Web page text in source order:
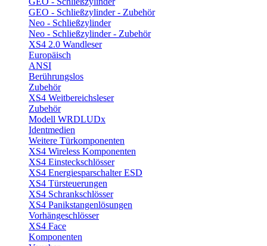
GEO - Schließzylinder - Zubehör
Neo - Schließzylinder
Neo - Schließzylinder - Zubehör
XS4 2.0 Wandleser
Europäisch
ANSI
Berührungslos
Zubehör
XS4 Weitbereichsleser
Zubehör
Modell WRDLUDx
Identmedien
Weitere Türkomponenten
XS4 Wireless Komponenten
XS4 Einsteckschlösser
XS4 Energiesparschalter ESD
XS4 Türsteuerungen
XS4 Schrankschlösser
XS4 Panikstangenlösungen
Vorhängeschlösser
XS4 Face
Komponenten